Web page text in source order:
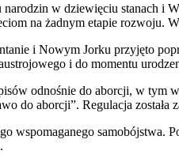
narodzin w dziewięciu stanach
na żadnym etapie rozwoju.
i Nowym Jorku przyjęto
i do momentu
odnośnie do aborcji, w
do aborcji”. Regulacja
wspomaganego